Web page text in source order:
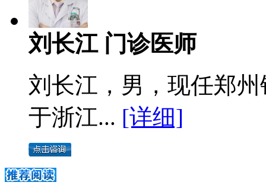
刘长江 门诊医师
刘长江，男，现任郑
于浙江... [详细]